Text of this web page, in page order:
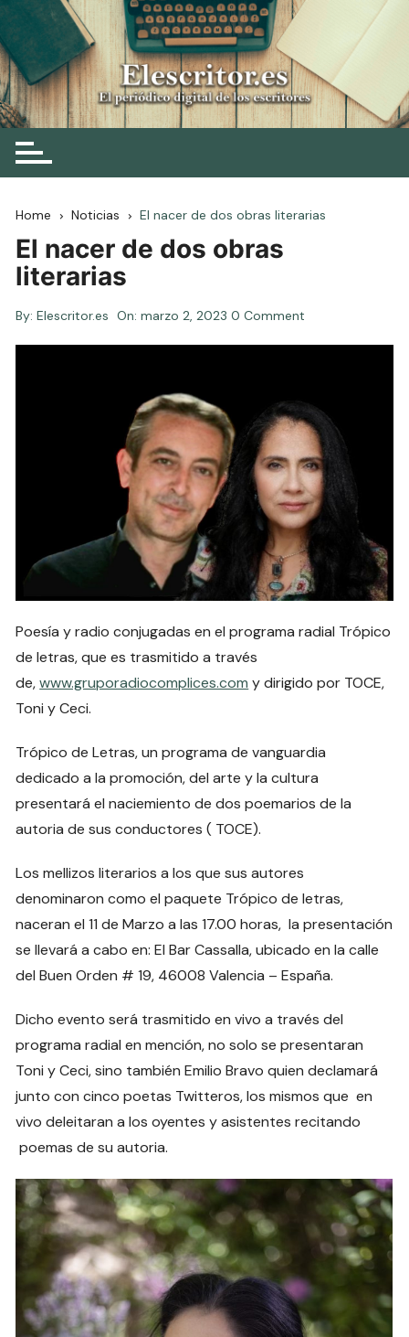
Skip
to
content
Elescritor.es
El periódico digital de los escritores
Home Noticias El nacer de dos obras literarias
El nacer de dos obras
literarias
By: Elescritor.es On:marzo 2, 2023 0 Comment
Poesía y radio conjugadas en el programa radial Trópico
de letras, que es trasmitido a través
de,www.gruporadiocomplices.com y dirigido por TOCE,
Toni y Ceci.
Trópico de Letras, un programa de vanguardia
dedicado a la promoción, del arte y la cultura
presentará el naciemiento de dos poemarios de la
autoria de sus conductores ( TOCE).
Los mellizos literarios a los que sus autores
denominaron como el paquete Trópico de letras,
naceran el 11 de Marzo a las 17.00 horas, la presentación
se llevará a cabo en: El Bar Cassalla, ubicado en la calle
del Buen Orden # 19, 46008 Valencia – España.
Dicho evento será trasmitido en vivo a través del
programa radial en mención, no solo se presentaran
Toni y Ceci, sino también Emilio Bravo quien declamará
junto con cinco poetas Twitteros, los mismos que en
vivo deleitaran a los oyentes y asistentes recitando
poemas de su autoria.